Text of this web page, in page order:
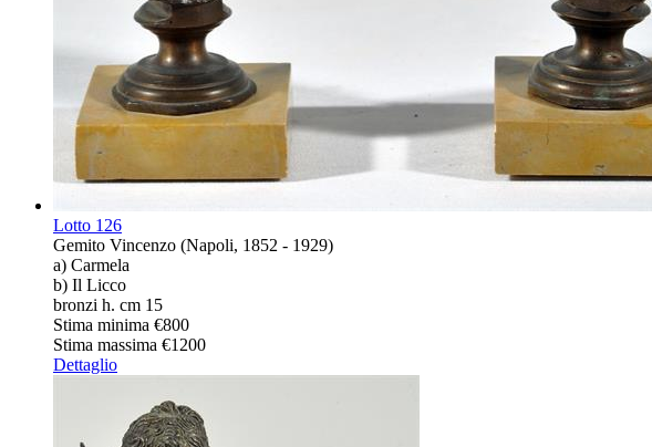
Lotto 126
Gemito Vincenzo (Napoli, 1852 - 1929)
a) Carmela
b) Il Licco
bronzi h. cm 15
Stima minima €800
Stima massima €1200
Dettaglio